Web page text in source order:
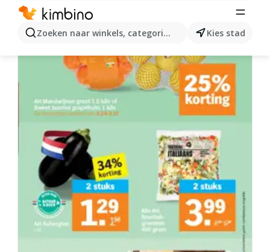
Zoeken naar winkels, categorieën, producten...
Kies stad